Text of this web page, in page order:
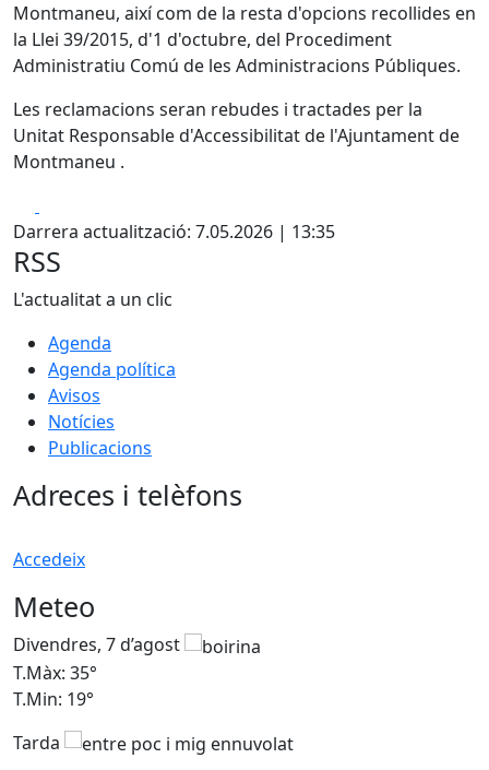
Montmaneu, així com de la resta d'opcions recollides en
la Llei 39/2015, d'1 d'octubre, del Procediment
Administratiu Comú de les Administracions Públiques.
Les reclamacions seran rebudes i tractades per la
Unitat Responsable d'Accessibilitat de l'Ajuntament de
Montmaneu .
Darrera actualització: 7.05.2026 | 13:35
RSS
L'actualitat a un clic
Agenda
Agenda política
Avisos
Notícies
Publicacions
Adreces i telèfons
Accedeix
Meteo
Divendres, 7 d’agost
T.Màx: 35°
T.Min: 19°
Tarda